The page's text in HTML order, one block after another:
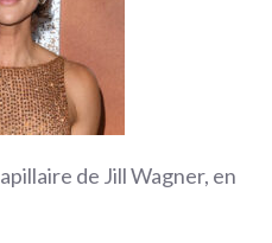
de Jill Wagner, en